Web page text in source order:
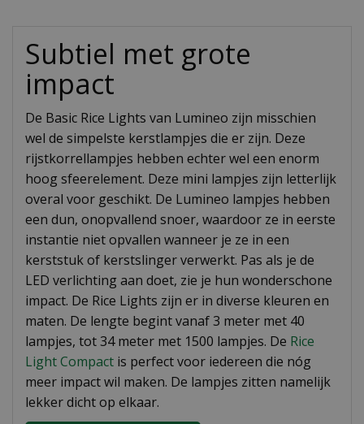
Subtiel met grote
impact
De Basic Rice Lights van Lumineo zijn misschien
wel de simpelste kerstlampjes die er zijn. Deze
rijstkorrellampjes hebben echter wel een enorm
hoog sfeerelement. Deze mini lampjes zijn letterlijk
overal voor geschikt. De Lumineo lampjes hebben
een dun, onopvallend snoer, waardoor ze in eerste
instantie niet opvallen wanneer je ze in een
kerststuk of kerstslinger verwerkt. Pas als je de
LED verlichting aan doet, zie je hun wonderschone
impact. De Rice Lights zijn er in diverse kleuren en
maten. De lengte begint vanaf 3 meter met 40
lampjes, tot 34 meter met 1500 lampjes. De Rice
Light Compact is perfect voor iedereen die nóg
meer impact wil maken. De lampjes zitten namelijk
lekker dicht op elkaar.